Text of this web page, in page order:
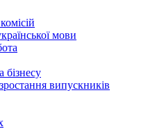
мови
бізнесу
випускників